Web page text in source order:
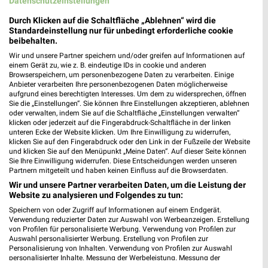
0,7 km
Back to School
Gültig bis Mi. 30.09.
0,7 km
Angebote ab 05.08.
Gültig bis Di. 18.08.
GALERIA Markthalle
Durch Klicken auf die Schaltfläche „Ablehnen“ wird die
Standardeinstellung nur für unbedingt erforderliche cookie
beibehalten.
Wir und unsere Partner speichern und/oder greifen auf Informationen auf
einem Gerät zu, wie z. B. eindeutige IDs in cookie und anderen
Browserspeichern, um personenbezogene Daten zu verarbeiten. Einige
Anbieter verarbeiten Ihre personenbezogenen Daten möglicherweise
aufgrund eines berechtigten Interesses. Um dem zu widersprechen, öffnen
Sie die „Einstellungen“. Sie können Ihre Einstellungen akzeptieren, ablehnen
oder verwalten, indem Sie auf die Schaltfläche „Einstellungen verwalten“
klicken oder jederzeit auf die Fingerabdruck-Schaltfläche in der linken
unteren Ecke der Website klicken. Um Ihre Einwilligung zu widerrufen,
klicken Sie auf den Fingerabdruck oder den Link in der Fußzeile der Website
und klicken Sie auf den Menüpunkt „Meine Daten“. Auf dieser Seite können
Sie Ihre Einwilligung widerrufen. Diese Entscheidungen werden unseren
Partnern mitgeteilt und haben keinen Einfluss auf die Browserdaten.
Wir und unsere Partner verarbeiten Daten, um die Leistung der
Website zu analysieren und Folgendes zu tun:
Speichern von oder Zugriff auf Informationen auf einem Endgerät.
Verwendung reduzierter Daten zur Auswahl von Werbeanzeigen. Erstellung
von Profilen für personalisierte Werbung. Verwendung von Profilen zur
Auswahl personalisierter Werbung. Erstellung von Profilen zur
Personalisierung von Inhalten. Verwendung von Profilen zur Auswahl
personalisierter Inhalte. Messung der Werbeleistung. Messung der